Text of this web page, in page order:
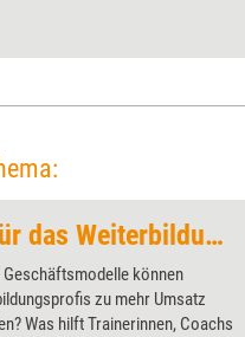
die anderen noch immer in
Bild zeichnet zumindest die
2022“.
Erfolgsstrategien für das Weiterbildungsbusiness
Geschäftsmodelle können
zu mehr Umsatz
Was hilft Trainerinnen, Coachs